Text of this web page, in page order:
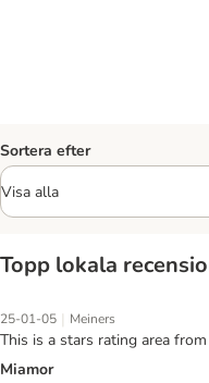
Sortera efter
Topp lokala
25-01-05 | Meiners
This is a stars rating area
Miamor